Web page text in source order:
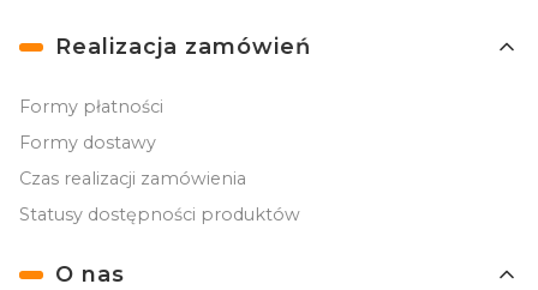
Realizacja zamówień
Formy płatności
Formy dostawy
Czas realizacji zamówienia
Statusy dostępności produktów
O nas